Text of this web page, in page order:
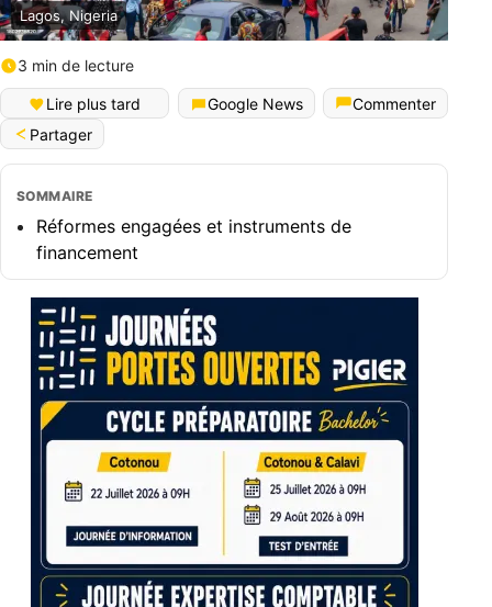
Lagos, Nigeria
3 min de lecture
Lire plus tard Google News
Commenter
Partager
SOMMAIRE
Réformes engagées et instruments de
financement